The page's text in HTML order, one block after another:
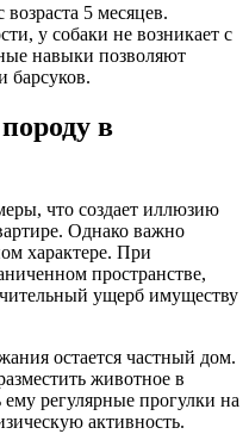
5 месяцев.
у собаки не возникает с
навыки позволяют
барсуков.
в
что создает иллюзию
Однако важно
характере. При
пространстве,
ущерб имуществу
остается частный дом.
животное в
регулярные прогулки на
активность.